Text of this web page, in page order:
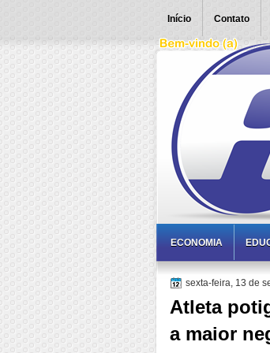
Início Contato
ECONOMIA
sexta-feira, 13 de
Atleta
a maior